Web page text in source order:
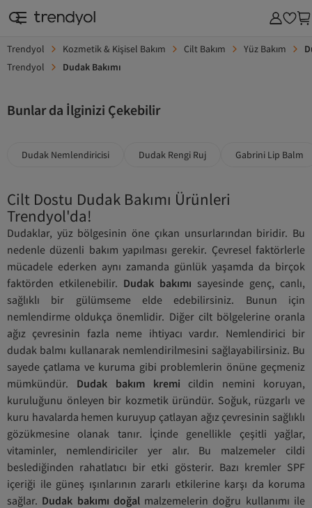
Trendyol Kozmetik & Kişisel Bakım Cilt Bakım Yüz Bakım
Trendyol
Dudak Bakımı
Bunlar da İlginizi Çekebilir
Dudak Nemlendiricisi Dudak Rengi Ruj Gabrini Lip Balm
Cilt Dostu Dudak Bakımı Ürünleri
Trendyol'da!
Dudaklar, yüz bölgesinin öne çıkan unsurlarından biridir. Bu
nedenle düzenli bakım yapılması gerekir. Çevresel faktörlerle
mücadele ederken aynı zamanda günlük yaşamda da birçok
faktörden etkilenebilir. Dudak bakımı sayesinde genç, canlı,
sağlıklı bir gülümseme elde edebilirsiniz. Bunun için
nemlendirme oldukça önemlidir. Diğer cilt bölgelerine oranla
ağız çevresinin fazla neme ihtiyacı vardır. Nemlendirici bir
dudak balmı kullanarak nemlendirilmesini sağlayabilirsiniz. Bu
sayede çatlama ve kuruma gibi problemlerin önüne geçmeniz
mümkündür. Dudak bakım kremi cildin nemini koruyan,
kuruluğunu önleyen bir kozmetik üründür. Soğuk, rüzgarlı ve
kuru havalarda hemen kuruyup çatlayan ağız çevresinin sağlıklı
gözükmesine olanak tanır. İçinde genellikle çeşitli yağlar,
vitaminler, nemlendiriciler yer alır. Bu malzemeler cildi
beslediğinden rahatlatıcı bir etki gösterir. Bazı kremler SPF
içeriği ile güneş ışınlarının zararlı etkilerine karşı da koruma
sağlar. Dudak bakımı doğalmalzemelerin doğru kullanımı ile